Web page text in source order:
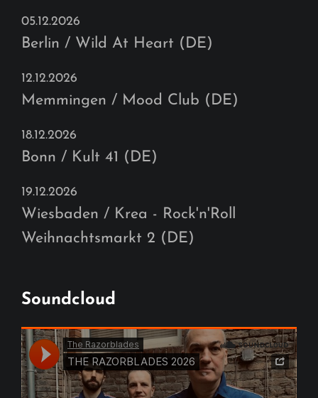
05.12.2026
Berlin / Wild At Heart (DE)
12.12.2026
Memmingen / Mood Club (DE)
18.12.2026
Bonn / Kult 41 (DE)
19.12.2026
Wiesbaden / Krea - Rock'n'Roll
Weihnachtsmarkt 2 (DE)
Soundcloud